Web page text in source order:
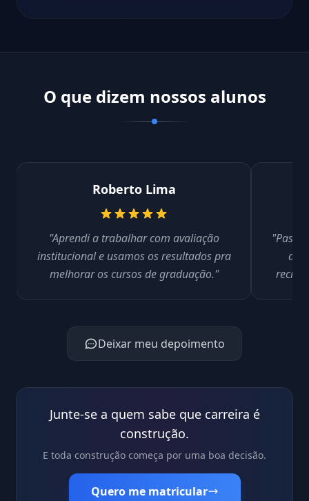
O que dizem nossos alunos
Roberto Lima
"Aprendi a trabalhar com avaliação
institucional e usamos os resultados pra
melhorar os cursos de graduação."
do
Deixar meu depoimento
Junte-se a quem sabe que carreira é
construção.
E toda construção começa por uma boa decisão.
Quero me matricular